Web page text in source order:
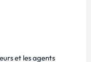
et les agents